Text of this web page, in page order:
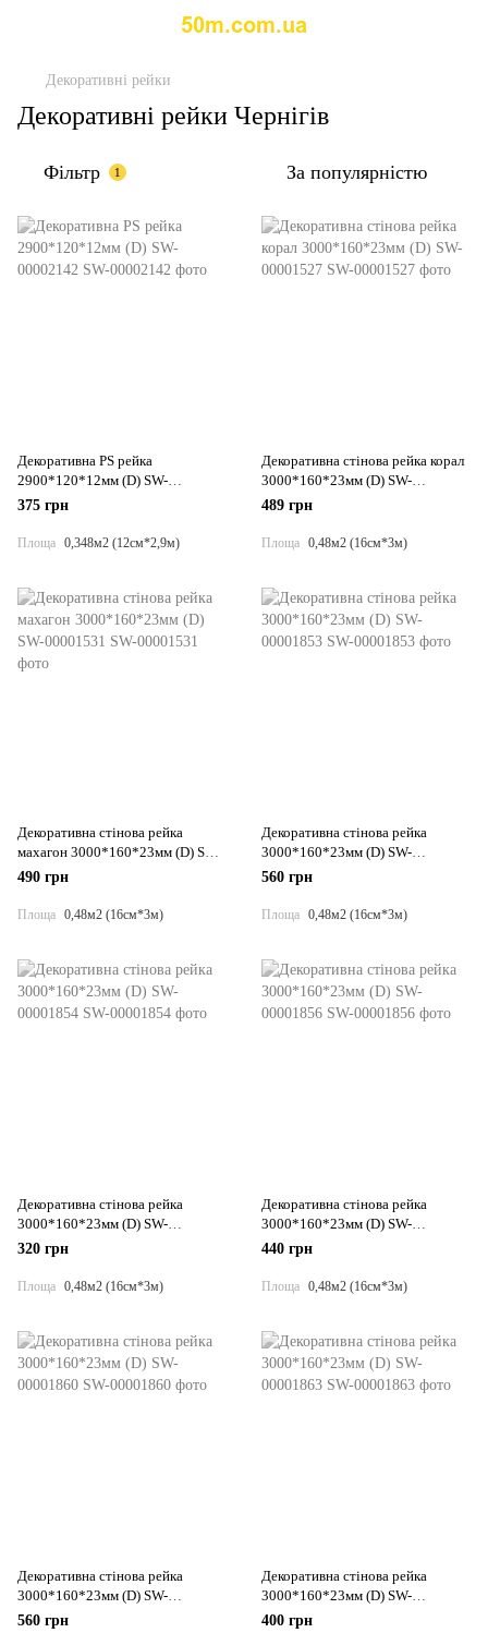
Декоративні рейки
Декоративні рейки Чернігів
Фільтр 1 За популярністю
Декоративна PS рейка
2900*120*12мм (D) SW-
00002142
375 грн
Площа 0,348м2 (12см*2,9м)
Декоративна стінова рейка корал
3000*160*23мм (D) SW-
00001527
489 грн
Площа 0,48м2 (16см*3м)
Декоративна стінова рейка
махагон 3000*160*23мм (D) SW-
00001531
490 грн
Площа 0,48м2 (16см*3м)
Декоративна стінова рейка
3000*160*23мм (D) SW-
00001853
560 грн
Площа 0,48м2 (16см*3м)
Декоративна стінова рейка
3000*160*23мм (D) SW-
00001854
320 грн
Площа 0,48м2 (16см*3м)
Декоративна стінова рейка
3000*160*23мм (D) SW-
00001856
440 грн
Площа 0,48м2 (16см*3м)
Декоративна стінова рейка
3000*160*23мм (D) SW-
00001860
560 грн
Декоративна стінова рейка
3000*160*23мм (D) SW-
00001863
400 грн